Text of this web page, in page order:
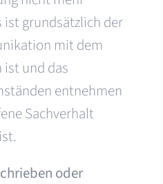
grundsätzlich der
mit dem
ist und das
entnehmen
Sachverhalt
oder